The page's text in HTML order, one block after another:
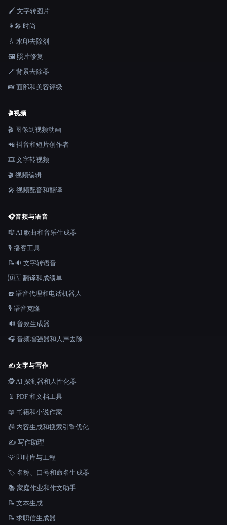
🖌️ 文字转图片
👩‍🎤 时尚
💧 水印去除剂
🖼️ 照片修复
🪄 背景去除器
📸 面部和美容评级
🎬视频
🎬 图像到视频动画
📲 抖音和短片创作者
🎞️ 文字转视频
🎬 视频编辑
🎤 视频配音和翻译
🎧音频与语音
🎼 AI 歌曲和音乐生成器
🎙️ 播客工具
📝🔉 文字转语音
🇺🇳 翻译和成绩单
☎️ 语音代理和电话机器人
🎙️ 语音克隆
🔊 音效生成器
🎧 音频增强器和人声去除
✍️文字与写作
🕵️ AI 探测器和人性化器
📄 PDF 和文档工具
📖 书籍和小说作家
📠 内容生成和搜索引擎优化
✍️ 写作助理
💡 即时库与工程
🏷️ 名称、口号和命名生成器
📚 家庭作业和作文助手
📝 文本生成
📝 求职信生成器